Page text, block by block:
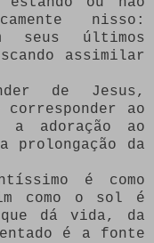
nisso:
seus últimos
assimilar
de Jesus,
ao
a adoração ao
prolongação da
é como
como o sol é
dá vida, da
é a fonte